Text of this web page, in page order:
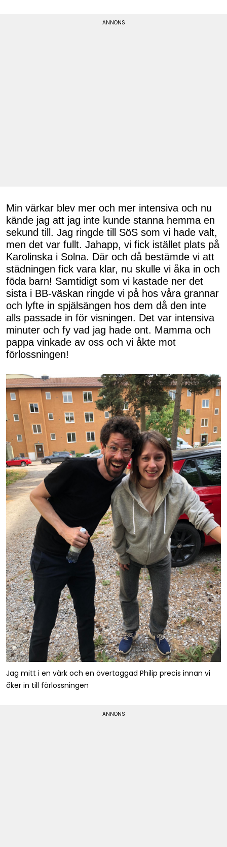
Min värkar blev mer och mer intensiva och nu
kände jag att jag inte kunde stanna hemma en
sekund till. Jag ringde till SöS som vi hade valt,
men det var fullt. Jahapp, vi fick istället plats på
Karolinska i Solna. Där och då bestämde vi att
städningen fick vara klar, nu skulle vi åka in och
föda barn! Samtidigt som vi kastade ner det
sista i BB-väskan ringde vi på hos våra grannar
och lyfte in spjälsängen hos dem då den inte
alls passade in för visningen. Det var intensiva
minuter och fy vad jag hade ont. Mamma och
pappa vinkade av oss och vi åkte mot
förlossningen!
Jag mitt i en värk och en övertaggad Philip precis innan vi
åker in till förlossningen